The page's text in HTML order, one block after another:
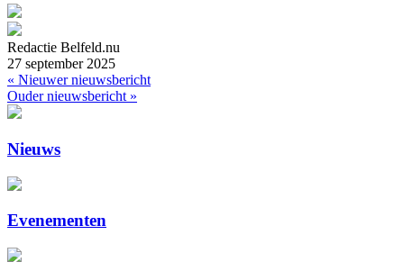
Redactie Belfeld.nu
27 september 2025
« Nieuwer nieuwsbericht
Ouder nieuwsbericht »
Nieuws
Evenementen